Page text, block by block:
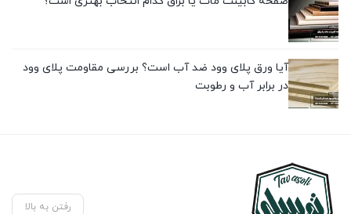
آیا ورق پلای وود ضد آب است؟ بررسی مقاومت پلای وود
در برابر آب و رطوبت
رفتن به بالا